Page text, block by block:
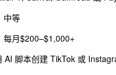
中等
每月$200–$1,000+
AI 脚本创建 TikTok 或